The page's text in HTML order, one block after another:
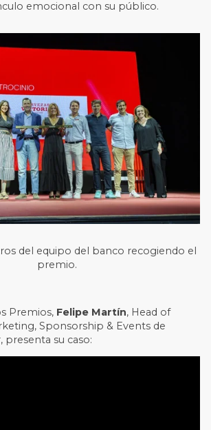
emocional con su público​.
del equipo del banco recogiendo el
premio.
Premios, Felipe Martín, Head of
Sponsorship & Events de
presenta su caso: